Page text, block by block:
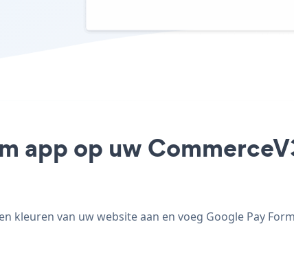
app op uw
kleuren van uw website aan en voeg Google Pay